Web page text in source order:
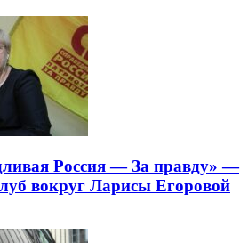
Россия — За правду» —
вокруг Ларисы Егоровой